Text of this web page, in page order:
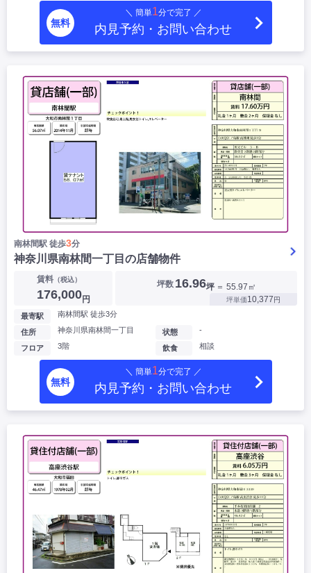
無料
＼ 簡単1分で完了 ／
内見予約・お問い合わせ
南林間駅 徒歩3分
神奈川県南林間一丁目の店舗物件
賃料（税込）
176,000円
坪数 16.96坪 ＝ 55.97㎡
坪単価10,377円
最寄駅 南林間駅 徒歩3分
住所 神奈川県南林間一丁目
フロア 3階
状態 -
飲食 相談
無料
＼ 簡単1分で完了 ／
内見予約・お問い合わせ